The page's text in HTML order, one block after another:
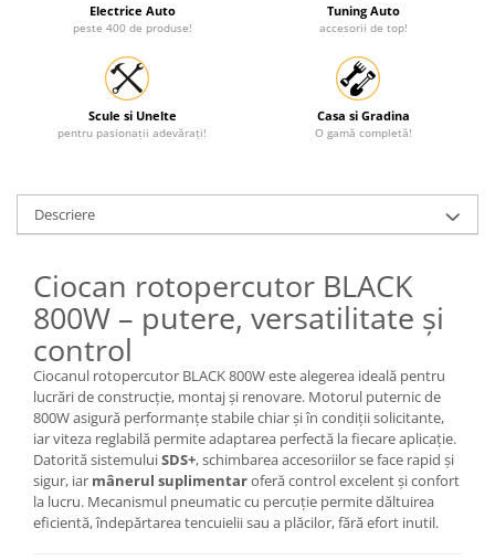
Electrice Auto
peste 400 de produse!
Tuning Auto
accesorii de top!
Scule si Unelte
pentru pasionații adevărați!
Casa si Gradina
O gamă completă!
Descriere
Ciocan rotopercutor BLACK
800W – putere, versatilitate și
control
Ciocanul rotopercutor BLACK 800W este alegerea ideală pentru
lucrări de construcție, montaj și renovare. Motorul puternic de
800W asigură performanțe stabile chiar și în condiții solicitante,
iar viteza reglabilă permite adaptarea perfectă la fiecare aplicație.
Datorită sistemuluiSDS+, schimbarea accesoriilor se face rapid și
sigur, iar mânerul suplimentaroferă control excelent și confort
la lucru. Mecanismul pneumatic cu percuție permite dăltuirea
eficientă, îndepărtarea tencuielii sau a plăcilor, fără efort inutil.